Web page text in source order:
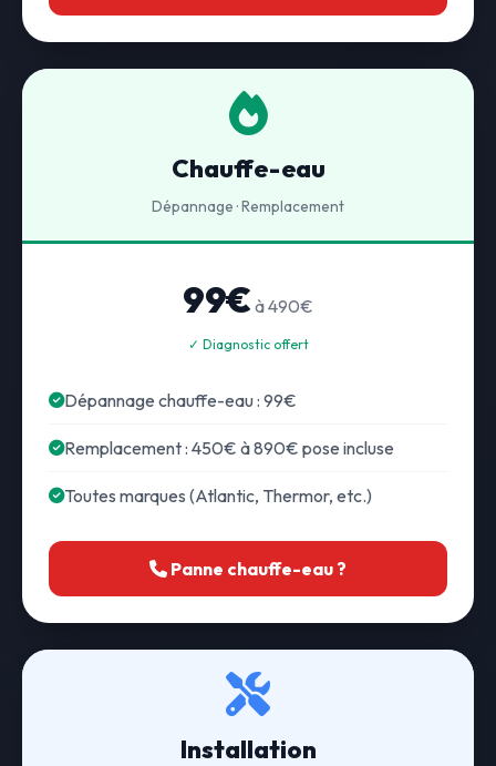
Chauffe-eau
Dépannage · Remplacement
99€ à 490€
✓ Diagnostic offert
Dépannage chauffe-eau : 99€
Remplacement : 450€ à 890€ pose incluse
Toutes marques (Atlantic, Thermor, etc.)
Panne chauffe-eau ?
Installation